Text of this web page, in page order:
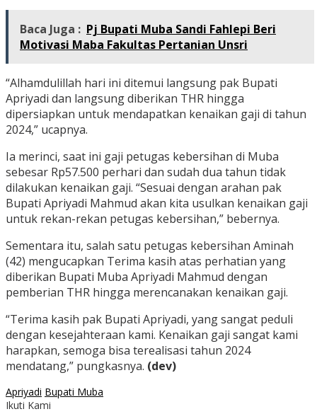
Baca Juga : Pj Bupati Muba Sandi Fahlepi Beri
Motivasi Maba Fakultas Pertanian Unsri
“Alhamdulillah hari ini ditemui langsung pak Bupati
Apriyadi dan langsung diberikan THR hingga
dipersiapkan untuk mendapatkan kenaikan gaji di tahun
2024,” ucapnya.
Ia merinci, saat ini gaji petugas kebersihan di Muba
sebesar Rp57.500 perhari dan sudah dua tahun tidak
dilakukan kenaikan gaji. “Sesuai dengan arahan pak
Bupati Apriyadi Mahmud akan kita usulkan kenaikan gaji
untuk rekan-rekan petugas kebersihan,” bebernya.
Sementara itu, salah satu petugas kebersihan Aminah
(42) mengucapkan Terima kasih atas perhatian yang
diberikan Bupati Muba Apriyadi Mahmud dengan
pemberian THR hingga merencanakan kenaikan gaji.
“Terima kasih pak Bupati Apriyadi, yang sangat peduli
dengan kesejahteraan kami. Kenaikan gaji sangat kami
harapkan, semoga bisa terealisasi tahun 2024
mendatang,” pungkasnya. (dev)
Apriyadi Bupati Muba
Ikuti Kami